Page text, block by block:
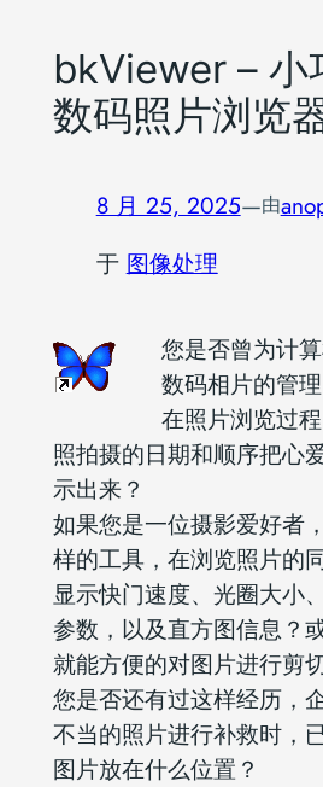
bkViewer – 小
数码照片浏览
8 月 25, 2025—由
于 图像处理
您是否曾为计
数码相片的管
在照片浏览过
照拍摄的日期和顺序把心
示出来？
如果您是一位摄影爱好者
样的工具，在浏览照片的
显示快门速度、光圈大小
参数，以及直方图信息？
就能方便的对图片进行剪
您是否还有过这样经历，
不当的照片进行补救时，
图片放在什么位置？